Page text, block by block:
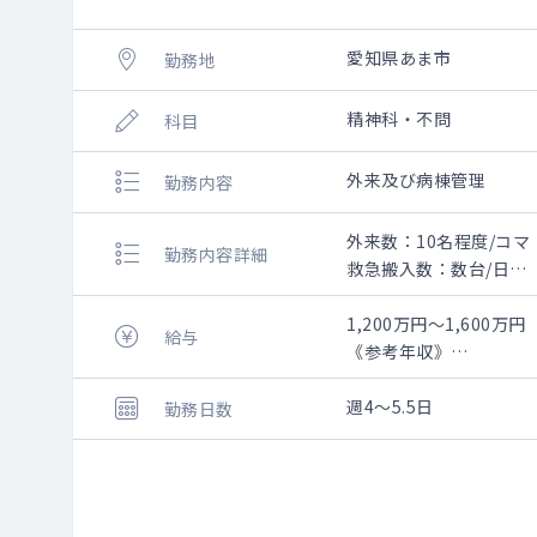
勤務地 愛知県あま市
科目 精神科・不問
勤務内容 外来及び病棟管理
勤務内容詳細
外来数：10名程度/コマ
救急搬入数：数台/日
外来：週1～2コマ
外来数：10名程度/コマ
主な疾患：統合失調症
病棟管理：25～30床程
給与
1,200万円～1,600万円
《参考年収》
・3年目（非指定医）
勤務日数
週4～5.5日